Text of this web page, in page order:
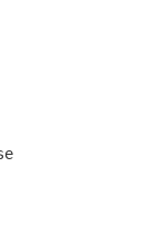
Immagina se (Immagina se), immagina se